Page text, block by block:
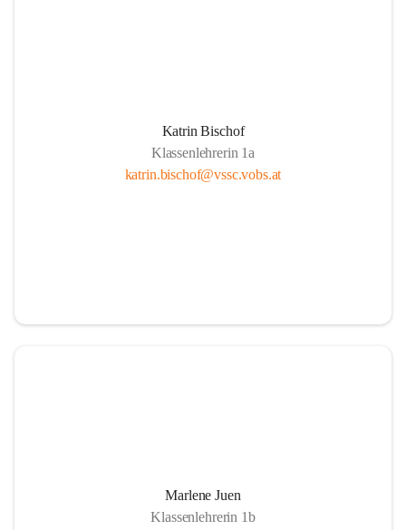
Katrin Bischof
Klassenlehrerin 1a
katrin.bischof@vssc.vobs.at
Marlene Juen
Klassenlehrerin 1b